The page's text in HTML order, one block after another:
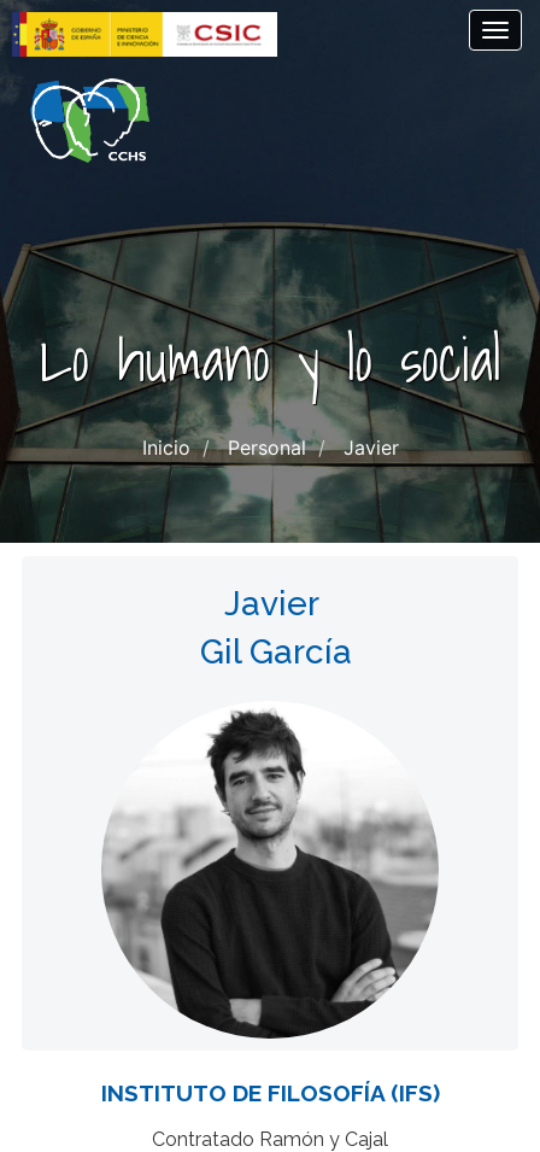
Pasar
al
contenido
principal
Lo humano y lo social
Inicio Personal Javier
Javier
Gil García
INSTITUTO DE FILOSOFÍA (IFS)
Contratado Ramón y Cajal